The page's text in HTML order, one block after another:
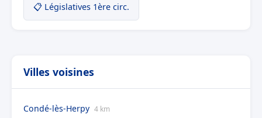
📋 Législatives 1ère circ.
Villes voisines
Condé-lès-Herpy 4 km